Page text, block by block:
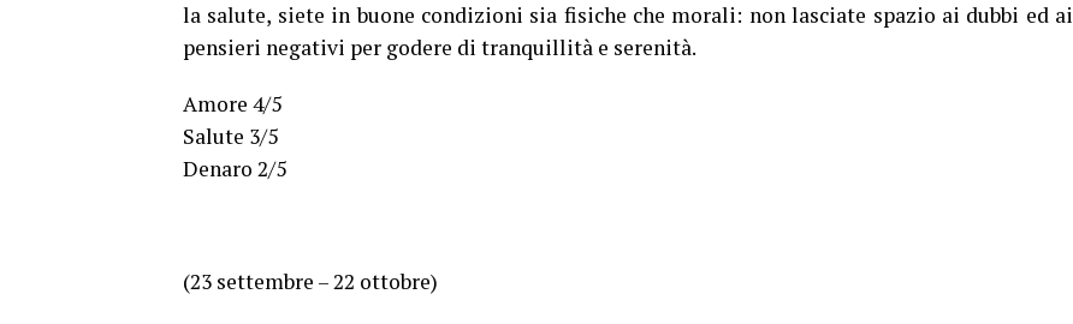
la salute, siete in buone condizioni sia fisiche che morali: non lasciate spazio ai dubbi ed ai
pensieri negativi per godere di tranquillità e serenità.
Amore 4/5
Salute 3/5
Denaro 2/5
(23 settembre – 22 ottobre)